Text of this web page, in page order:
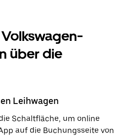
über die
Leihwagen
Schaltfläche, um online
auf die Buchungsseite von